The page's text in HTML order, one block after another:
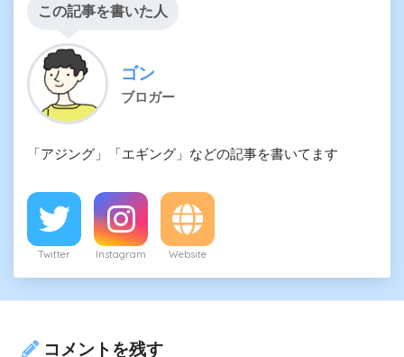
この記事を書いた人
ゴン
ブロガー
「アジング」「エギング」などの記事を書いてます
Twitter Instagram Website
コメントを残す